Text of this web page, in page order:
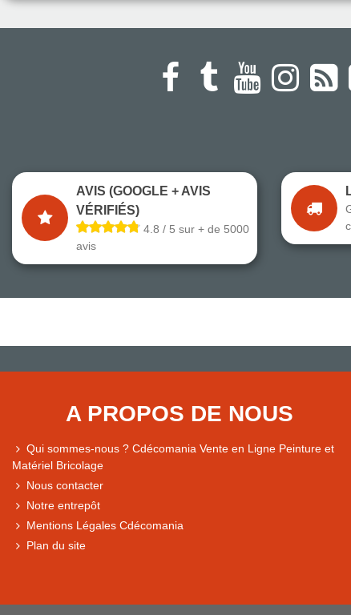
AVIS (GOOGLE + AVIS
VÉRIFIÉS)
4.8 / 5 sur + de 5000
avis
A PROPOS DE NOUS
Qui sommes-nous ? Cdécomania Vente en Ligne Peinture et
Matériel Bricolage
Nous contacter
Notre entrepôt
Mentions Légales Cdécomania
Plan du site